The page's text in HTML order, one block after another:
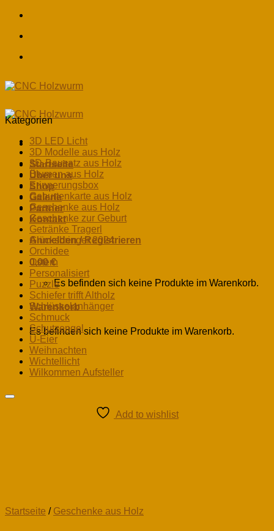
Skip
content
Startseite
Über uns
Shop
Galerie
Partner
Kontakt
Anmelden / Registrieren
0,00€
Es befinden sich keine Produkte im Warenkorb.
Warenkorb
Es befinden sich keine Produkte im Warenkorb.
Kategorien
3D LED Licht
3D Modelle aus Holz
3D-Bausatz aus Holz
Blumen aus Holz
Erinnerungsbox
Geburtenkarte aus Holz
Geschenke aus Holz
Geschenke zur Geburt
Getränke Tragerl
Glücksbringer 2024
Orchidee
Ostern
Personalisiert
Puzzle
Schiefer trifft Altholz
Schlüsselanhänger
Schmuck
Schutzengel
Ü-Eier
Weihnachten
Wichtellicht
Wilkommen Aufsteller
Add to wishlist
Startseite / Geschenke aus Holz